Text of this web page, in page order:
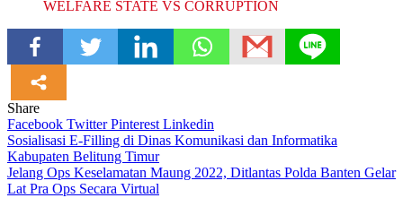
WELFARE STATE VS CORRUPTION
Share
Facebook TwitterPinterest Linkedin
Navigasi
pos
Sosialisasi E-Filling di Dinas Komunikasi dan Informatika
Kabupaten Belitung Timur
Jelang Ops Keselamatan Maung 2022, Ditlantas Polda Banten Gelar
Lat Pra Ops Secara Virtual